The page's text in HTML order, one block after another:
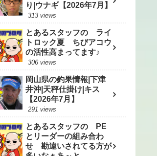
り|ウナギ【2026年7月】
313 views
とあるスタッフの ライ
トロック夏 ちびアコウ
の活性高まってます♪
306 views
岡山県の釣果情報|下津
井沖|天秤仕掛け|キス
【2026年7月】
291 views
とあるスタッフの PE
とリーダーの組み合わ
せ 勘違いされてる方が